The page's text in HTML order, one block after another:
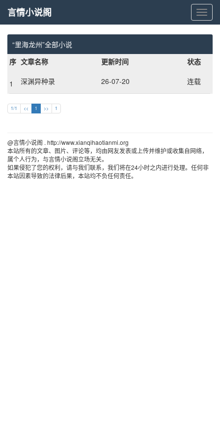
言
情
小
阁
言情小说阁
“里海龙州”全部小说
序 文章名称 更新时间 状态
1 深渊异种录 26-07-20 连载
1/1 << 1 >> 1
@言情小说阁 . http://www.xianqihaotianmi.org
本站所有的文章、图片、评论等，均由网友发表或上传并维护或收集自网络，
属个人行为，与言情小说阁立场无关。
如果侵犯了您的权利，请与我们联系，我们将在24小时之内进行处理。任何非
本站因素导致的法律后果，本站均不负任何责任。